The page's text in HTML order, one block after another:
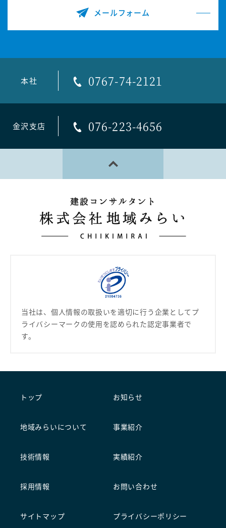
メールフォーム
本社 0767-74-2121
金沢支店 076-223-4656
当社は、個人情報の取扱いを適切に行う企業として プ
ライバシーマークの使用を認められた認定事業者で
す。
トップ お知らせ
地域みらいについて 事業紹介
技術情報 実績紹介
採用情報 お問い合わせ
サイトマップ プライバシーポリシー